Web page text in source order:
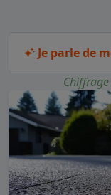
Je parle de